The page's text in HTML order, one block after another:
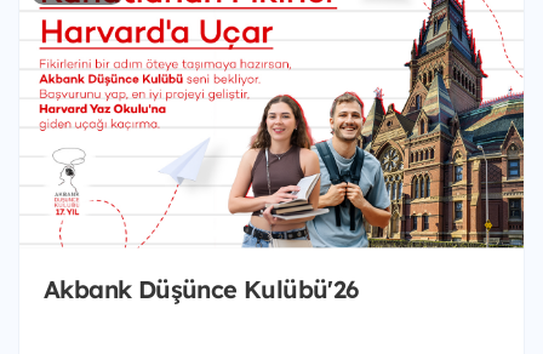
Akbank Düşünce Kulübü'26